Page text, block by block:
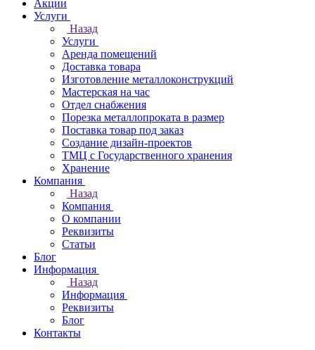
Акции
Услуги
Назад
Услуги
Аренда помещений
Доставка товара
Изготовление металлоконструкций
Мастерская на час
Отдел снабжения
Порезка металлопроката в размер
Поставка товар под заказ
Создание дизайн-проектов
ТМЦ с Государственного хранения
Хранение
Компания
Назад
Компания
О компании
Реквизиты
Статьи
Блог
Информация
Назад
Информация
Реквизиты
Блог
Контакты